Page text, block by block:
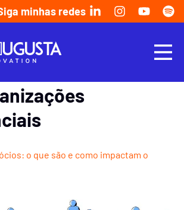
minhas redes
o que são e como impactam o